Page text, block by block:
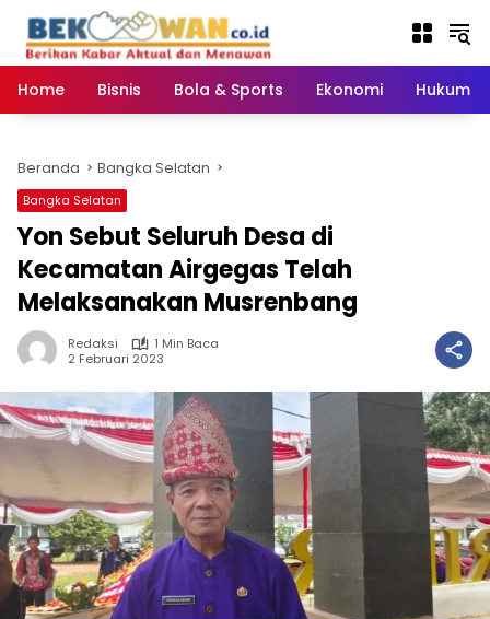
konten
Home
Bisnis Bola & Sports Ekonomi Hukum
Beranda Bangka Selatan
Bangka Selatan
Yon Sebut Seluruh Desa di
Kecamatan Airgegas Telah
Melaksanakan Musrenbang
Redaksi
1 Min Baca
2 Februari 2023